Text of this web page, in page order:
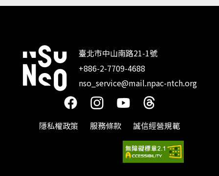
:::
臺北市中山南路21-1號
+886-2-7709-4688
nso_service@mail.npac-ntch.org
隱私權政策 服務條款 誠信經營規範